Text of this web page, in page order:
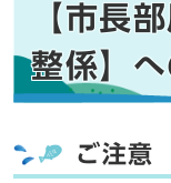
【市長
整係】
ご注意